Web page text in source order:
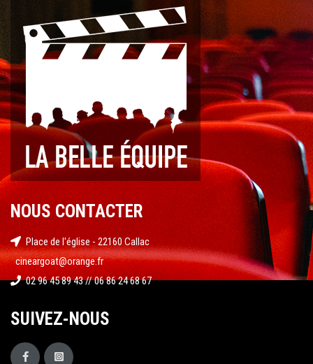
NOUS CONTACTER
Place de l'église - 22160 Callac
cineargoat@orange.fr
02 96 45 89 43 // 06 86 24 68 67
SUIVEZ-NOUS